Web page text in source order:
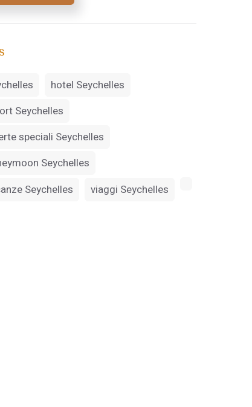
hotel Seychelles
Seychelles
speciali Seychelles
Seychelles
Seychelles
viaggi Seychelles